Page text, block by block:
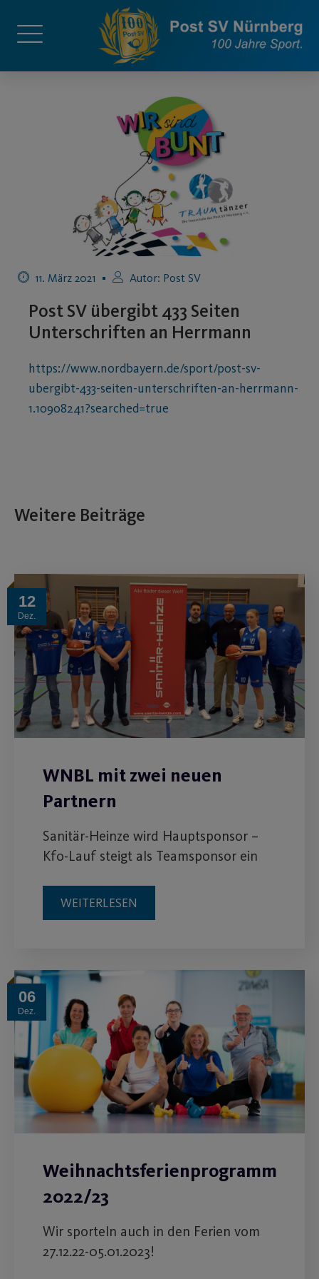
11. März 2021 Autor: Post SV
Post SV übergibt 433 Seiten
Unterschriften an Herrmann
https://www.nordbayern.de/sport/post-sv-
ubergibt-433-seiten-unterschriften-an-herrmann-
1.10908241?searched=true
Weitere Beiträge
12
Dez.
WNBL mit zwei neuen
Partnern
Sanitär-Heinze wird Hauptsponsor –
Kfo-Lauf steigt als Teamsponsor ein
WEITERLESEN
06
Dez.
Weihnachtsferienprogramm
2022/23
Wir sporteln auch in den Ferien vom
27.12.22-05.01.2023!